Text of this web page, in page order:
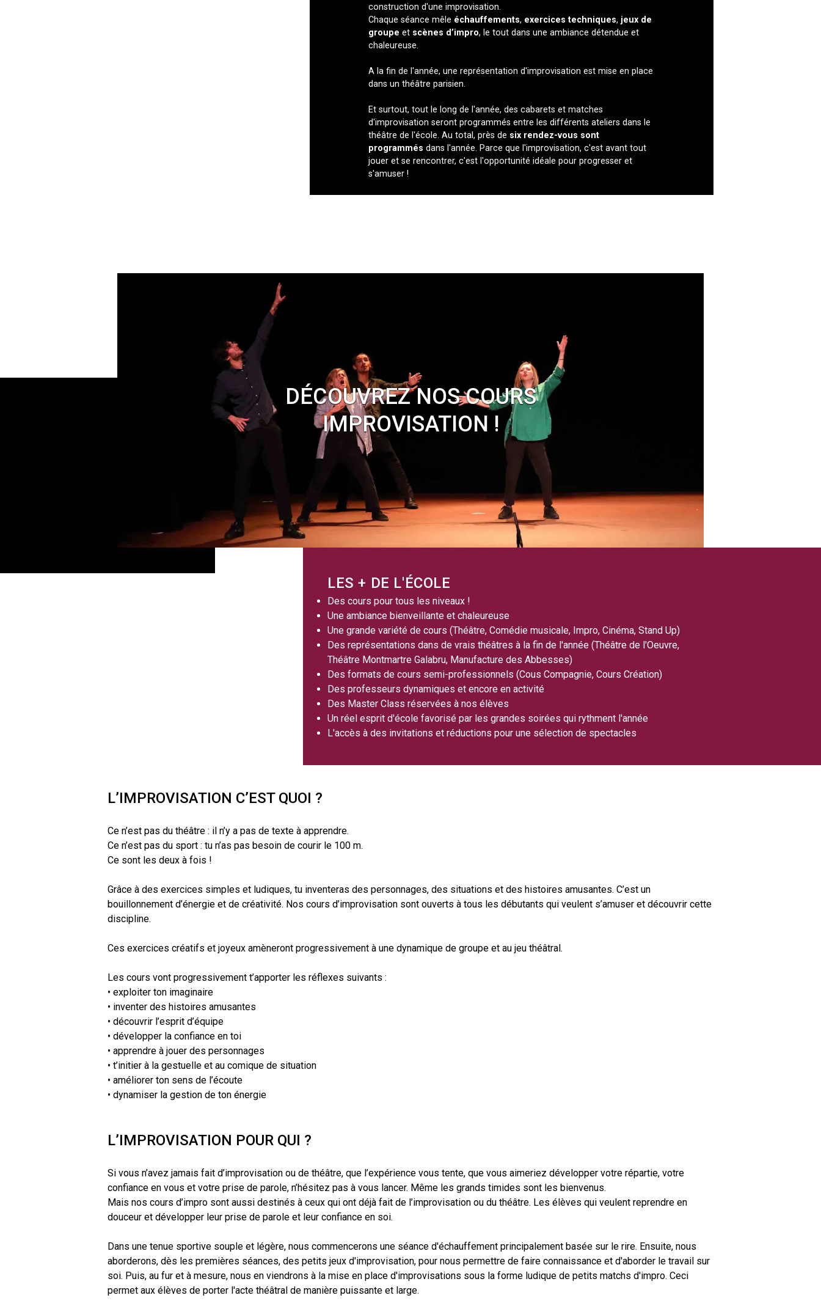
construction d'une improvisation.
Chaque séance mêle échauffements, exercices techniques, jeux de
groupe et scènes d’impro, le tout dans une ambiance détendue et
chaleureuse.
A la fin de l'année, une représentation d'improvisation est mise en place
dans un théâtre parisien.
Et surtout, tout le long de l'année, des cabarets et matches
d'improvisation seront programmés entre les différents ateliers dans le
théâtre de l'école. Au total, près de six rendez-vous sont
programmés dans l'année. Parce que l'improvisation, c'est avant tout
jouer et se rencontrer, c'est l'opportunité idéale pour progresser et
s'amuser !
DÉCOUVREZ NOS COURS
IMPROVISATION !
LES + DE L'ÉCOLE
Des cours pour tous les niveaux !
Une ambiance bienveillante et chaleureuse
Une grande variété de cours (Théâtre, Comédie musicale, Impro, Cinéma, Stand Up)
Des représentations dans de vrais théâtres à la fin de l'année (Théâtre de l'Oeuvre,
Théâtre Montmartre Galabru, Manufacture des Abbesses)
Des formats de cours semi-professionnels (Cous Compagnie, Cours Création)
Des professeurs dynamiques et encore en activité
Des Master Class réservées à nos élèves
Un réel esprit d'école favorisé par les grandes soirées qui rythment l'année
L'accès à des invitations et réductions pour une sélection de spectacles
L’IMPROVISATION C’EST QUOI ?
Ce n’est pas du théâtre : il n’y a pas de texte à apprendre.
Ce n’est pas du sport : tu n’as pas besoin de courir le 100 m.
Ce sont les deux à fois !
Grâce à des exercices simples et ludiques, tu inventeras des personnages, des situations et des histoires amusantes. C’est un
bouillonnement d’énergie et de créativité. Nos cours d’improvisation sont ouverts à tous les débutants qui veulent s’amuser et découvrir cette
discipline.
Ces exercices créatifs et joyeux amèneront progressivement à une dynamique de groupe et au jeu théâtral.
Les cours vont progressivement t’apporter les réflexes suivants :
• exploiter ton imaginaire
• inventer des histoires amusantes
• découvrir l’esprit d’équipe
• développer la confiance en toi
• apprendre à jouer des personnages
• t’initier à la gestuelle et au comique de situation
• améliorer ton sens de l’écoute
• dynamiser la gestion de ton énergie
L’IMPROVISATION POUR QUI ?
Si vous n’avez jamais fait d’improvisation ou de théâtre, que l’expérience vous tente, que vous aimeriez développer votre répartie, votre
confiance en vous et votre prise de parole, n’hésitez pas à vous lancer. Même les grands timides sont les bienvenus.
Mais nos cours d’impro sont aussi destinés à ceux qui ont déjà fait de l’improvisation ou du théâtre. Les élèves qui veulent reprendre en
douceur et développer leur prise de parole et leur confiance en soi.
Dans une tenue sportive souple et légère, nous commencerons une séance d'échauffement principalement basée sur le rire. Ensuite, nous
aborderons, dès les premières séances, des petits jeux d'improvisation, pour nous permettre de faire connaissance et d'aborder le travail sur
soi. Puis, au fur et à mesure, nous en viendrons à la mise en place d'improvisations sous la forme ludique de petits matchs d'impro. Ceci
permet aux élèves de porter l'acte théâtral de manière puissante et large.